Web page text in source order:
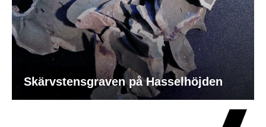
Skärvstensgraven på Hasselhöjden